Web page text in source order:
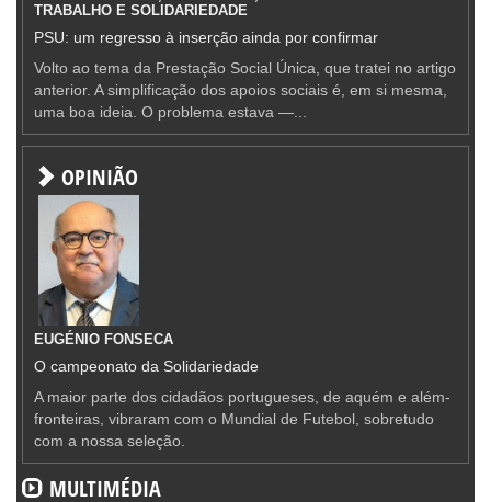
TRABALHO E SOLIDARIEDADE
PSU: um regresso à inserção ainda por confirmar
Volto ao tema da Prestação Social Única, que tratei no artigo
anterior. A simplificação dos apoios sociais é, em si mesma,
uma boa ideia. O problema estava —...
OPINIÃO
EUGÉNIO FONSECA
O campeonato da Solidariedade
A maior parte dos cidadãos portugueses, de aquém e além-
fronteiras, vibraram com o Mundial de Futebol, sobretudo
com a nossa seleção.
MULTIMÉDIA